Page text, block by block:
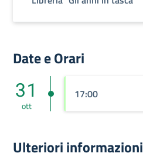
Date e Orari
31
ott
17:00
Ulteriori informazioni